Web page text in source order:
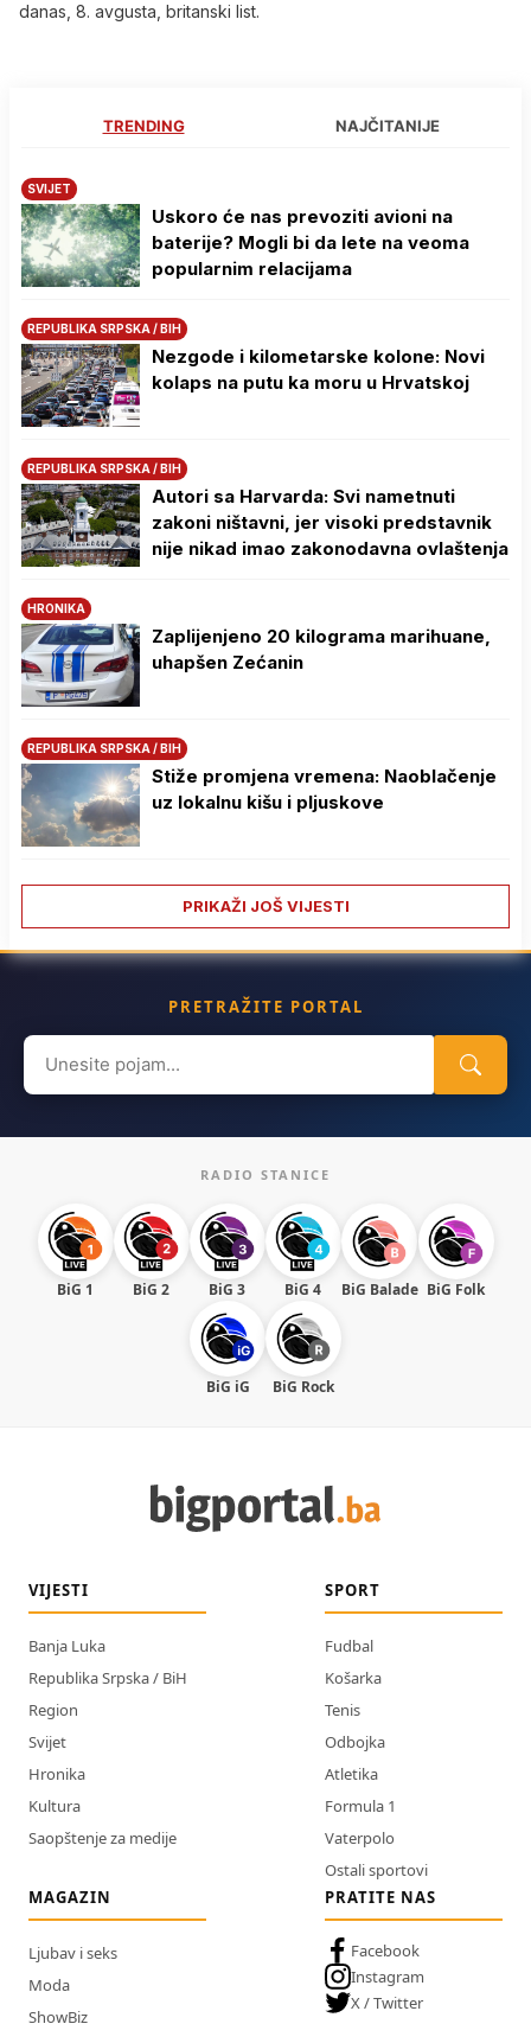
danas, 8. avgusta, britanski list.
TRENDING NAJČITANIJE
SVIJET
Uskoro će nas prevoziti avioni na
baterije? Mogli bi da lete na veoma
popularnim relacijama
REPUBLIKA SRPSKA / BIH
Nezgode i kilometarske kolone: Novi
kolaps na putu ka moru u Hrvatskoj
REPUBLIKA SRPSKA / BIH
Autori sa Harvarda: Svi nametnuti
zakoni ništavni, jer visoki predstavnik
nije nikad imao zakonodavna ovlaštenja
HRONIKA
Zaplijenjeno 20 kilograma marihuane,
uhapšen Zećanin
REPUBLIKA SRPSKA / BIH
Stiže promjena vremena: Naoblačenje
uz lokalnu kišu i pljuskove
PRIKAŽI JOŠ VIJESTI
PRETRAŽITE PORTAL
Search
for:
RADIO STANICE
BiG 1 BiG 2 BiG 3 BiG 4 BiG Balade BiG Folk
BiG iG BiG Rock
VIJESTI
Banja Luka
Republika Srpska / BiH
Region
Svijet
Hronika
Kultura
Saopštenje za medije
SPORT
Fudbal
Košarka
Tenis
Odbojka
Atletika
Formula 1
Vaterpolo
Ostali sportovi
MAGAZIN
Ljubav i seks
Moda
ShowBiz
PRATITE NAS
Facebook
Instagram
X / Twitter